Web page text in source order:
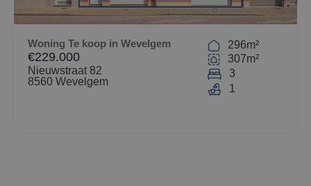
Woning Te koop in Wevelgem
€229.000
Nieuwstraat 82
8560 Wevelgem
296m²
307m²
3
1